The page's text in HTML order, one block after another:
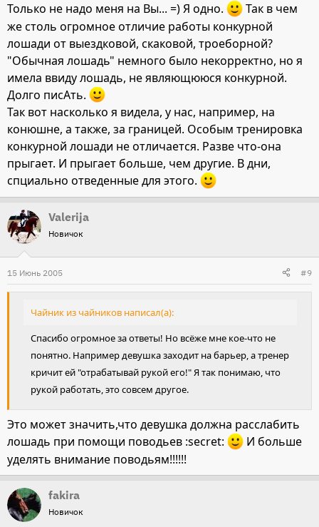
Только не надо меня на Вы... =) Я одно.
Так в чем
же столь огромное отличие работы конкурной
лошади от выездковой, скаковой, троеборной?
"Обычная лошадь" немного было некорректно, но я
имела ввиду лошадь, не являющююся конкурной.
Долго писАть.
Так вот насколько я видела, у нас, например, на
конюшне, а также, за границей. Особым тренировка
конкурной лошади не отличается. Разве что-она
прыгает. И прыгает больше, чем другие. В дни,
спциально отведенные для этого.
Valerija
Новичок
15 Июнь 2005 #9
Чайник из чайников написал(а):
Спасибо огромное за ответы! Но всёже мне кое-что не
понятно. Например девушка заходит на барьер, а тренер
кричит ей "отрабатывай рукой его!" Я так понимаю, что
рукой работать, это совсем другое.
Это может значить,что девушка должна расслабить
лошадь при помощи поводьев :secret:
И больше
уделять внимание поводьям!!!!!!
fakira
Новичок